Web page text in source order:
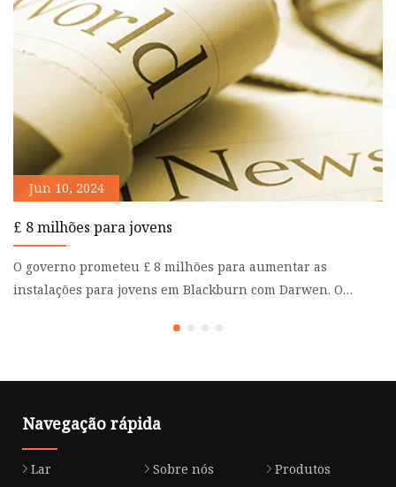
Jun 10, 2024
£ 8 milhões para jovens
O governo prometeu £ 8 milhões para aumentar as
instalações para jovens em Blackburn com Darwen. O
Navegação rápida
Lar Sobre nós
Produtos